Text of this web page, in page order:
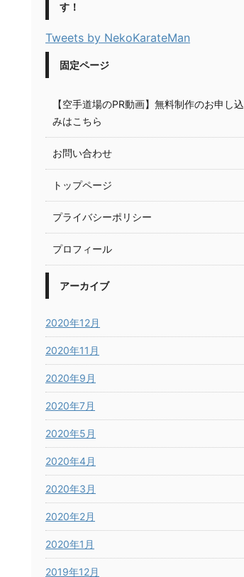
す！
Tweets by NekoKarateMan
固定ページ
【空手道場のPR動画】無料制作のお申し込
みはこちら
お問い合わせ
トップページ
プライバシーポリシー
プロフィール
アーカイブ
2020年12月
2020年11月
2020年9月
2020年7月
2020年5月
2020年4月
2020年3月
2020年2月
2020年1月
2019年12月